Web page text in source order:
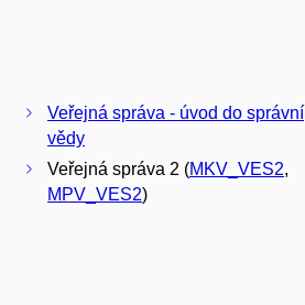
Veřejná správa - úvod do správní
vědy
Veřejná správa 2 (MKV_VES2,
MPV_VES2)